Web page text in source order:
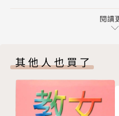
千人參與的線上示範教學
★迎向數位學習以及融合科
級學校第一線老師、教育
企業人士相互交流，問題
洞見未來趨勢，極具參考價
第十一堂 讓線上教學更精
從讀到寫到線上──「資訊
不怕輸就怕放棄──仙女老
如何讓線上教學更有品質
配的巧思
閱讀
其他人也買了